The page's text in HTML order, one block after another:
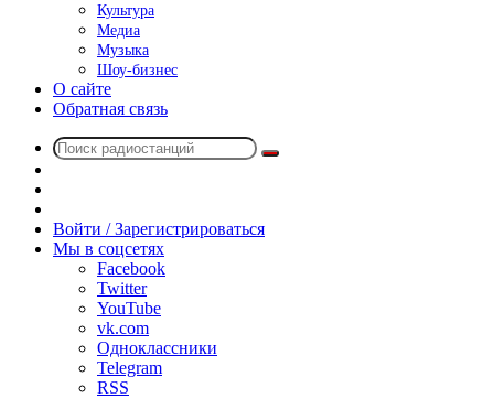
Культура
Медиа
Музыка
Шоу-бизнес
О сайте
Обратная связь
Поиск
радио
Войти / Зарегистрироваться
Мы в соцсетях
Facebook
Twitter
YouTube
vk.com
Одноклассники
Telegram
RSS